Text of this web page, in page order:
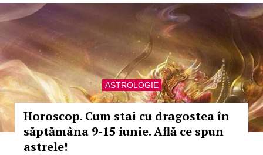
ASTROLOGIE
Horoscop. Cum stai cu dragostea în
săptămâna 9-15 iunie. Află ce spun
astrele!